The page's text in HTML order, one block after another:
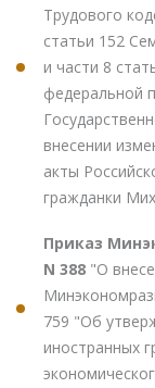
Трудового
статьи 152
и части 8
федеральной
внесении
акты
гражданки
Приказ
N 388 "О
759 "Об
иностранных